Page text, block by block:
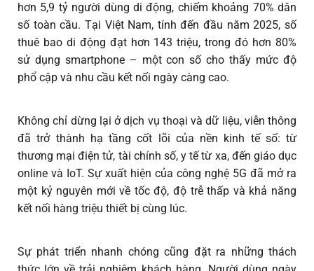
hơn 5,9 tỷ người dùng di động, chiếm khoảng 70% dân
số toàn cầu. Tại Việt Nam, tính đến đầu năm 2025, số
thuê bao di động đạt hơn 143 triệu, trong đó hơn 80%
sử dụng smartphone – một con số cho thấy mức độ
phổ cập và nhu cầu kết nối ngày càng cao.
Không chỉ dừng lại ở dịch vụ thoại và dữ liệu, viễn thông
đã trở thành hạ tầng cốt lõi của nền kinh tế số: từ
thương mại điện tử, tài chính số, y tế từ xa, đến giáo dục
online và IoT. Sự xuất hiện của công nghệ 5G đã mở ra
một kỷ nguyên mới về tốc độ, độ trễ thấp và khả năng
kết nối hàng triệu thiết bị cùng lúc.
Sự phát triển nhanh chóng cũng đặt ra những thách